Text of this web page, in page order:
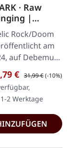
· Raw
|
GALAXY
Rock/Doom
am
auf Debemur
Galaxy" Vinyl.
Album von
€ Regulärer Preis:
31,99 €(-10%)
2 Werktage